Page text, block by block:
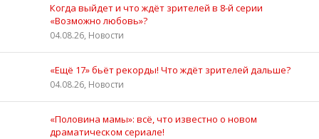
Когда выйдет и что ждёт зрителей в 8-й серии
«Возможно любовь»?
04.08.26, Новости
«Ещё 17» бьёт рекорды! Что ждёт зрителей дальше?
04.08.26, Новости
«Половина мамы»: всё, что известно о новом
драматическом сериале!